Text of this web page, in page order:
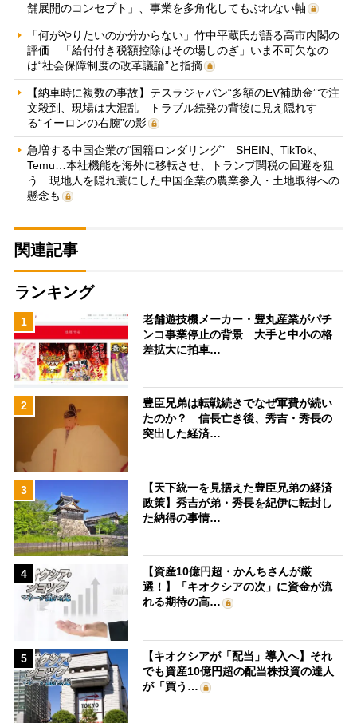
舗展開のコンセプト」、事業を多角化してもぶれない軸
「何がやりたいのか分からない」竹中平蔵氏が語る高市内閣の
評価 「給付付き税額控除はその場しのぎ」いま不可欠なの
は“社会保障制度の改革議論”と指摘
【納車時に複数の事故】テスラジャパン“多額のEV補助金”で注
文殺到、現場は大混乱 トラブル続発の背後に見え隠れす
る“イーロンの右腕”の影
急増する中国企業の“国籍ロンダリング” SHEIN、TikTok、
Temu…本社機能を海外に移転させ、トランプ関税の回避を狙
う 現地人を隠れ蓑にした中国企業の農業参入・土地取得への
懸念も
関連記事
ランキング
1
老舗遊技機メーカー・豊丸産業がパチ
ンコ事業停止の背景 大手と中小の格
差拡大に拍車…
2
豊臣兄弟は転戦続きでなぜ軍費が続い
たのか？ 信長亡き後、秀吉・秀長の
突出した経済…
3
【天下統一を見据えた豊臣兄弟の経済
政策】秀吉が弟・秀長を紀伊に転封し
た納得の事情…
4
【資産10億円超・かんちさんが厳
選！】「キオクシアの次」に資金が流
れる期待の高…
5
【キオクシアが「配当」導入へ】それ
でも資産10億円超の配当株投資の達人
が「買う…